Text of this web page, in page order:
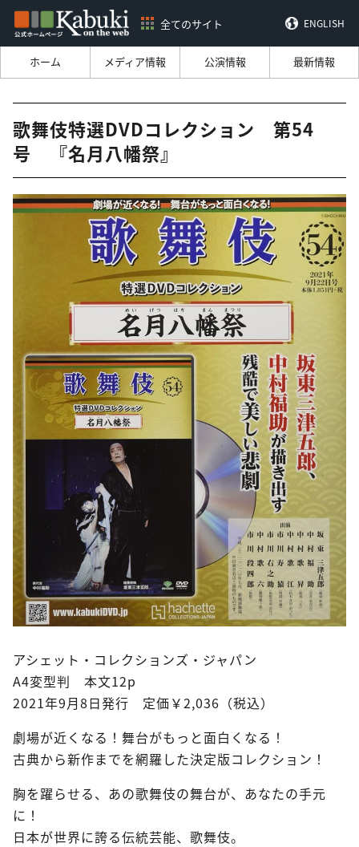
全てのサイト ENGLISH
ホーム メディア情報 公演情報 最新情報
歌舞伎特選DVDコレクション 第54
号 『名月八幡祭』
アシェット・コレクションズ・ジャパン
A4変型判 本文12p
2021年9月8日発行 定価￥2,036（税込）
劇場が近くなる！舞台がもっと面白くなる！
古典から新作までを網羅した決定版コレクション！
胸を躍らせる、あの歌舞伎の舞台が、あなたの手元
に！
日本が世界に誇る伝統芸能、歌舞伎。